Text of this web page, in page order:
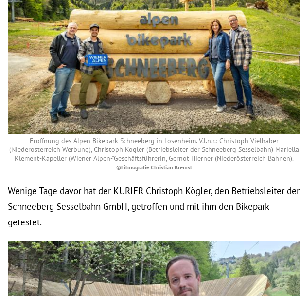
Eröffnung des Alpen Bikepark Schneeberg in Losenheim. V.l.n.r.: Christoph Vielhaber
(Niederösterreich Werbung), Christoph Kögler (Betriebsleiter der Schneeberg Sesselbahn) Mariella
Klement-Kapeller (Wiener Alpen-"Geschäftsführerin, Gernot Hierner (Niederösterreich Bahnen).
©Filmografie Christian Kremsl
Wenige Tage davor hat der KURIER Christoph Kögler, den Betriebsleiter der
Schneeberg Sesselbahn GmbH, getroffen und mit ihm den Bikepark
getestet.